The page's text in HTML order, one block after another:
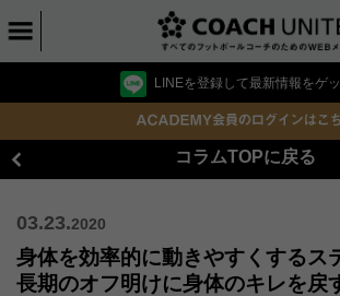
LINEを登録して最新情報をゲッ
コラムTOPに戻る
03.23.2020
身体を効率的に動きやすくするス
長期のオフ明けに身体のキレを戻